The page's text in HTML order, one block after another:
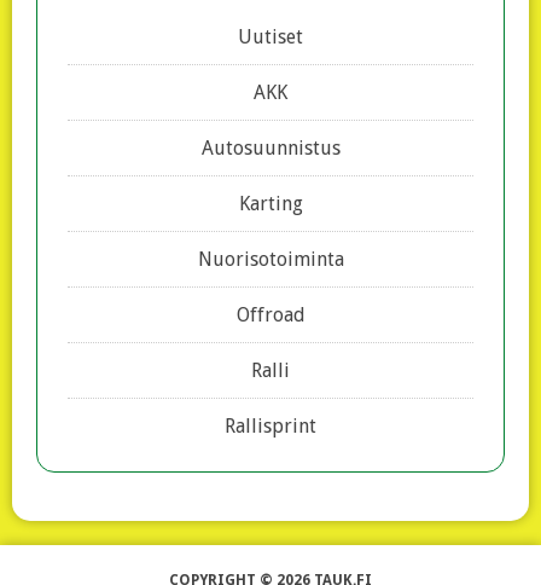
Uutiset
AKK
Autosuunnistus
Karting
Nuorisotoiminta
Offroad
Ralli
Rallisprint
COPYRIGHT © 2026 TAUK.FI